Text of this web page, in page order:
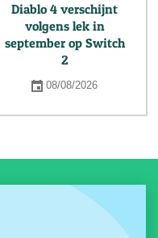
Diablo 4 verschijnt
volgens lek in
september op Switch
2
08/08/2026